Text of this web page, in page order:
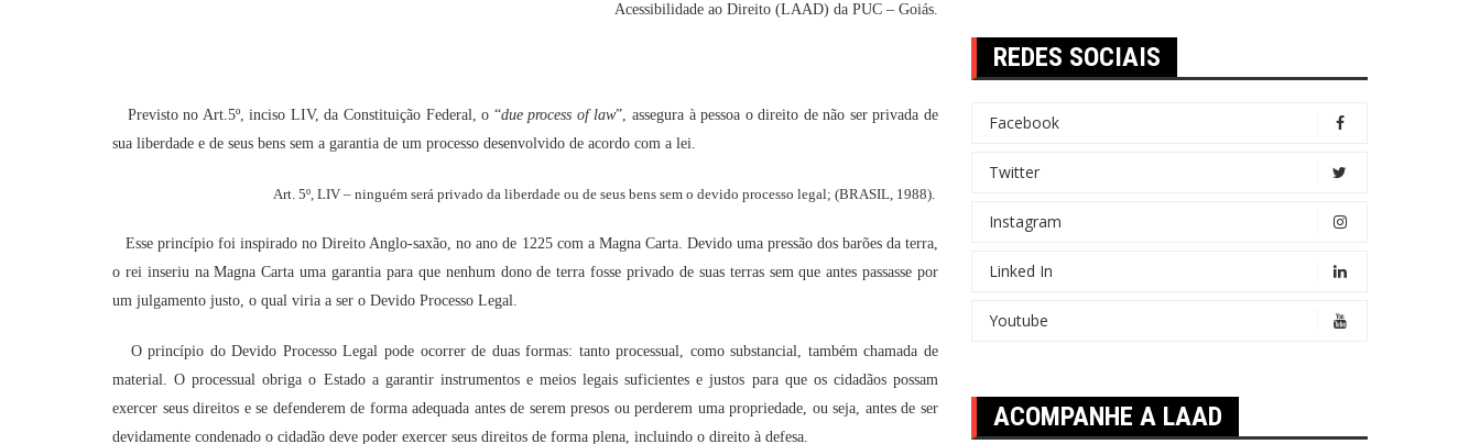
Acessibilidade ao Direito (LAAD) da PUC – Goiás.
Previsto no Art.5º, inciso LIV, da Constituição Federal, o “due process of law”, assegura à pessoa o direito de não ser privada de
sua liberdade e de seus bens sem a garantia de um processo desenvolvido de acordo com a lei.
Art. 5º, LIV – ninguém será privado da liberdade ou de seus bens sem o devido processo legal; (BRASIL, 1988).
Esse princípio foi inspirado no Direito Anglo-saxão, no ano de 1225 com a Magna Carta. Devido uma pressão dos barões da terra,
o rei inseriu na Magna Carta uma garantia para que nenhum dono de terra fosse privado de suas terras sem que antes passasse por
um julgamento justo, o qual viria a ser o Devido Processo Legal.
O princípio do Devido Processo Legal pode ocorrer de duas formas: tanto processual, como substancial, também chamada de
material.O processual obriga o Estado a garantir instrumentos e meios legais suficientes e justos para que os cidadãos possam
exercer seus direitos e se defenderem de forma adequada antes de serem presos ou perderem uma propriedade, ou seja, antes de ser
devidamente condenado o cidadão deve poder exercer seus direitos de forma plena, incluindo o direito à defesa.
REDES SOCIAIS
Facebook
Twitter
Instagram
Linked In
Youtube
ACOMPANHE A LAAD